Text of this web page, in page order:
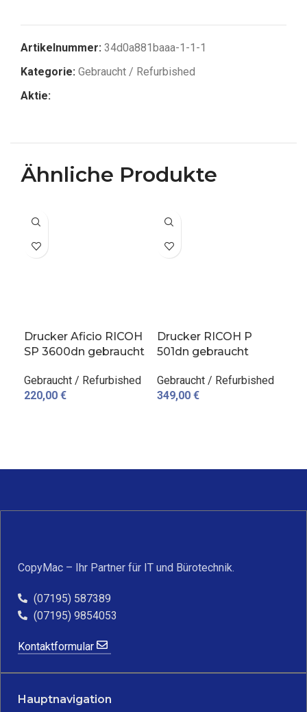
Artikelnummer: 34d0a881bааа-1-1-1
Kategorie: Gebraucht / Refurbished
Aktie:
Ähnliche Produkte
Drucker Aficio RICOH
SP 3600dn gebraucht
Gebraucht / Refurbished
220,00 €
Drucker RICOH P
501dn gebraucht
Gebraucht / Refurbished
349,00 €
CopyMac – Ihr Partner für IT und Bürotechnik.
(07195) 587389
(07195) 9854053
Kontaktformular
Hauptnavigation